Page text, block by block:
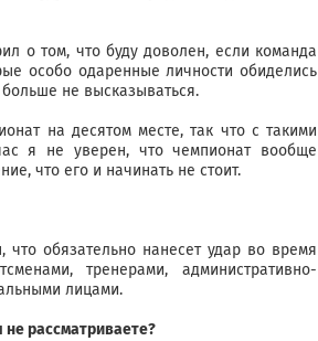
о том, что буду доволен, если команда
особо одаренные личности обиделись
не высказываться.
на десятом месте, так что с такими
я не уверен, что чемпионат вообще
что его и начинать не стоит.
обязательно нанесет удар во время
тренерами, административно-
лицами.
рассматриваете?